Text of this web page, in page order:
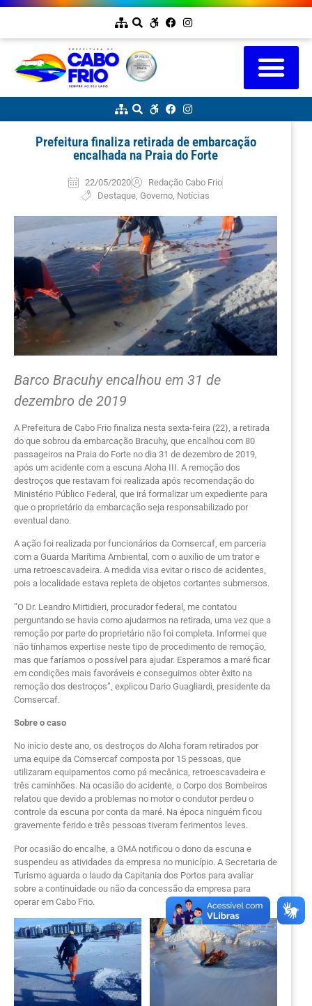
Prefeitura finaliza retirada de embarcação
encalhada na Praia do Forte
22/05/2020
Redação Cabo Frio
Destaque ,Governo Notícias
Barco Bracuhy encalhou em 31 de
dezembro de 2019
A Prefeitura de Cabo Frio finaliza nesta sexta-feira (22), a retirada
do que sobrou da embarcação Bracuhy, que encalhou com 80
passageiros na Praia do Forte no dia 31 de dezembro de 2019,
após um acidente com a escuna Aloha III. A remoção dos
destroços que restavam foi realizada após recomendação do
Ministério Público Federal, que irá formalizar um expediente para
que o proprietário da embarcação seja responsabilizado por
eventual dano.
A ação foi realizada por funcionários da Comsercaf, em parceria
com a Guarda Marítima Ambiental, com o auxílio de um trator e
uma retroescavadeira. A medida visa evitar o risco de acidentes,
pois a localidade estava repleta de objetos cortantes submersos.
“O Dr. Leandro Mirtidieri, procurador federal, me contatou
perguntando se havia como ajudarmos na retirada, uma vez que a
remoção por parte do proprietário não foi completa. Informei que
não tínhamos expertise neste tipo de procedimento de remoção,
mas que faríamos o possível para ajudar. Esperamos a maré ficar
em condições mais favoráveis e conseguimos obter êxito na
remoção dos destroços”, explicou Dario Guagliardi, presidente da
Comsercaf.
Sobre o caso
No início deste ano, os destroços do Aloha foram retirados por
uma equipe da Comsercaf composta por 15 pessoas, que
utilizaram equipamentos como pá mecânica, retroescavadeira e
três caminhões. Na ocasião do acidente, o Corpo dos Bombeiros
relatou que devido a problemas no motor o condutor perdeu o
controle da escuna por conta da maré. Na época ninguém ficou
gravemente ferido e três pessoas tiveram ferimentos leves.
Por ocasião do encalhe, a GMA notificou o dono da escuna e
suspendeu as atividades da empresa no município. A Secretaria de
Turismo aguarda o laudo da Capitania dos Portos para avaliar
sobre a continuidade ou não da concessão da empresa para
operar em Cabo Frio.